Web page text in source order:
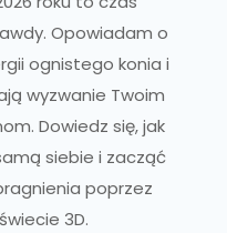
Opowiadam o
ognistego konia i
wyzwanie Twoim
Dowiedz się, jak
siebie i zacząć
poprzez
3D.